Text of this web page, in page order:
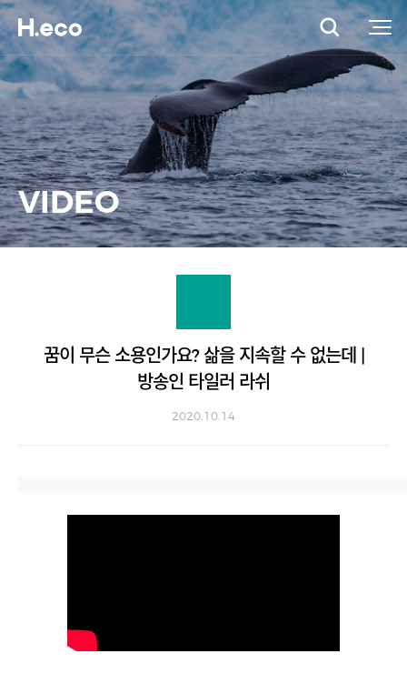
VIDEO
꿈이 무슨 소용인가요? 삶을 지속할 수 없는데 |
방송인 타일러 라쉬
2020.10.14